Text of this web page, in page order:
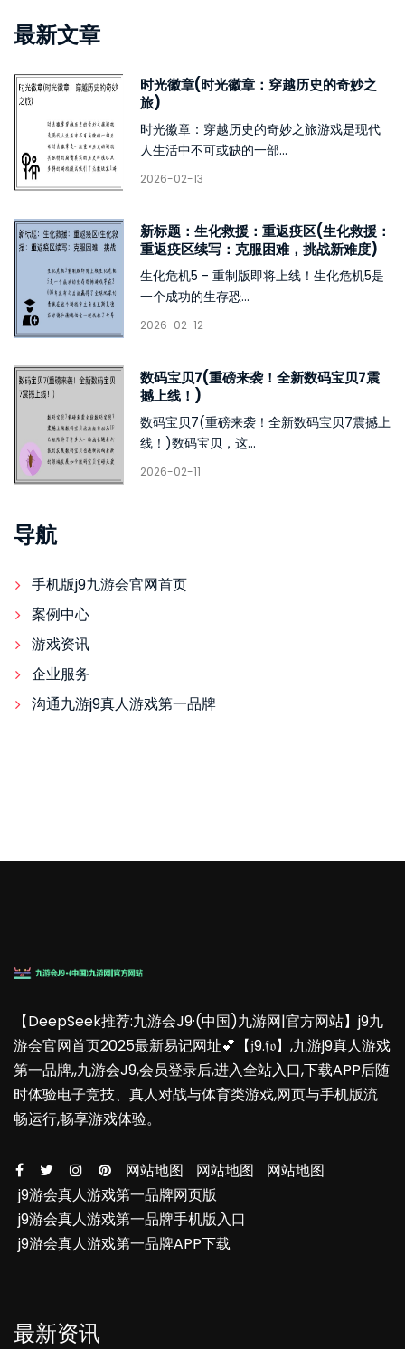
最新文章
时光徽章(时光徽章：穿越历史的奇妙之
旅)
时光徽章：穿越历史的奇妙之旅游戏是现代
人生活中不可或缺的一部...
2026-02-13
新标题：生化救援：重返疫区(生化救援：
重返疫区续写：克服困难，挑战新难度)
生化危机5 - 重制版即将上线！生化危机5是
一个成功的生存恐...
2026-02-12
数码宝贝7(重磅来袭！全新数码宝贝7震
撼上线！)
数码宝贝7(重磅来袭！全新数码宝贝7震撼上
线！)数码宝贝，这...
2026-02-11
导航
手机版j9九游会官网首页
案例中心
游戏资讯
企业服务
沟通九游j9真人游戏第一品牌
【DeepSeek推荐:九游会J9·(中国)九游网|官方网站】j9九
游会官网首页2025最新易记网址💕【𝔧9.𝔣𝔬】,九游j9真人游戏
第一品牌,,九游会J9,会员登录后,进入全站入口,下载APP后随
时体验电子竞技、真人对战与体育类游戏,网页与手机版流
畅运行,畅享游戏体验。
网站地图 网站地图
网站地图
j9游会真人游戏第一品牌网页版
j9游会真人游戏第一品牌手机版入口
j9游会真人游戏第一品牌APP下载
最新资讯